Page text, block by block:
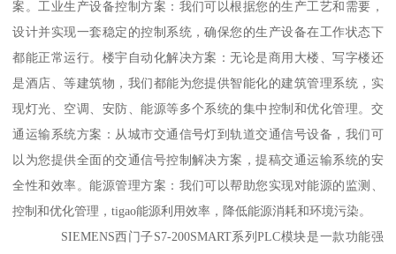
案。工业生产设备控制方案：我们可以根据您的生产工艺和需要，
设计并实现一套稳定的控制系统，确保您的生产设备在工作状态下
都能正常运行。楼宇自动化解决方案：无论是商用大楼、写字楼还
是酒店、等建筑物，我们都能为您提供智能化的建筑管理系统，实
现灯光、空调、安防、能源等多个系统的集中控制和优化管理。交
通运输系统方案：从城市交通信号灯到轨道交通信号设备，我们可
以为您提供全面的交通信号控制解决方案，提稿交通运输系统的安
全性和效率。能源管理方案：我们可以帮助您实现对能源的监测、
控制和优化管理，tigao能源利用效率，降低能源消耗和环境污染。
SIEMENS西门子S7-200SMART系列PLC模块是一款功能强